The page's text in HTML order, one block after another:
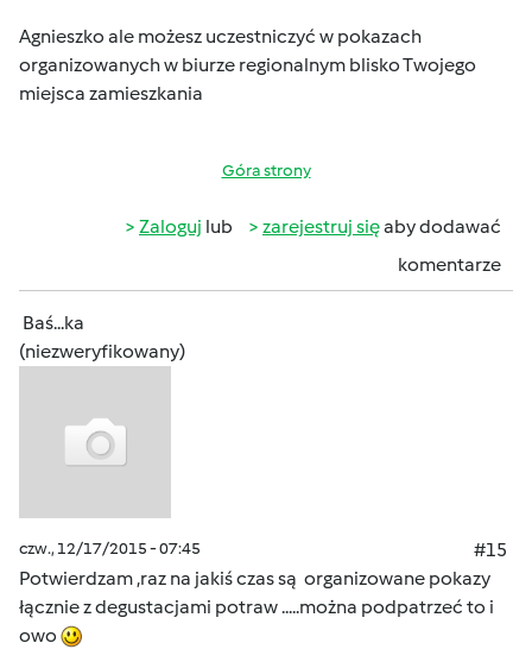
Agnieszko ale możesz uczestniczyć w pokazach
organizowanych w biurze regionalnym blisko Twojego
miejsca zamieszkania
Góra strony
Zaloguj lub zarejestruj sięaby dodawać
komentarze
Baś...ka
(niezweryfikowany)
czw., 12/17/2015 - 07:45
#15
Potwierdzam ,raz na jakiś czas są organizowane pokazy
łącznie z degustacjami potraw .....można podpatrzeć to i
owo